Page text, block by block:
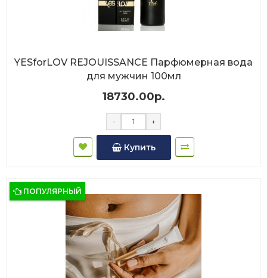
YESforLOV REJOUISSANCE Парфюмерная вода
для мужчин 100мл
18730.00р.
- +
Купить
ПОПУЛЯРНЫЙ